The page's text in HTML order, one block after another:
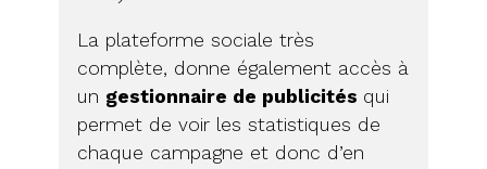
La plateforme sociale très
complète, donne également accès à
un gestionnaire de publicités qui
permet de voir les statistiques de
chaque campagne et donc d’en